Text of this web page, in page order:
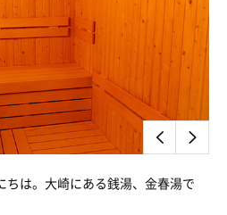
ちは。大崎にある銭湯、金春湯で